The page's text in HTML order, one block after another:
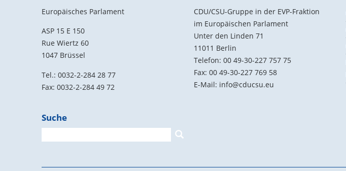
Europäisches Parlament
ASP 15 E 150
Rue Wiertz 60
1047 Brüssel
Tel.: 0032-2-284 28 77
Fax: 0032-2-284 49 72
CDU/CSU-Gruppe in der EVP-Fraktion
im Europäischen Parlament
Unter den Linden 71
11011 Berlin
Telefon: 00 49-30-227 757 75
Fax: 00 49-30-227 769 58
E-Mail: info@cducsu.eu
Suche